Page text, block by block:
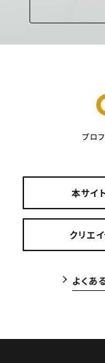
プロ
本サイ
クリエ
よくあ